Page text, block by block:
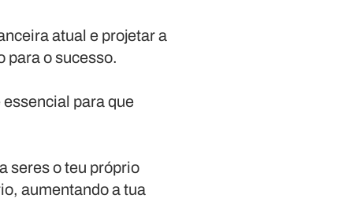
atual e projetar a
para o sucesso.
para que
seres o teu próprio
aumentando a tua